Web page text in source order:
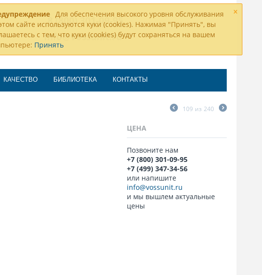
×
Для обеспечения высокого уровня обслуживания
сайте используются куки (cookies). Нажимая "Принять", вы
с тем, что куки (cookies) будут сохраняться на вашем
Принять
8 (800) 301-09-95
info@vossunit.ru
КАЧЕСТВО БИБЛИОТЕКА КОНТАКТЫ
109 из 240
ЦЕНА
Позвоните нам
+7 (800) 301-09-95
+7 (499) 347-34-56
или напишите
info@vossunit.ru
и мы вышлем актуальные
цены